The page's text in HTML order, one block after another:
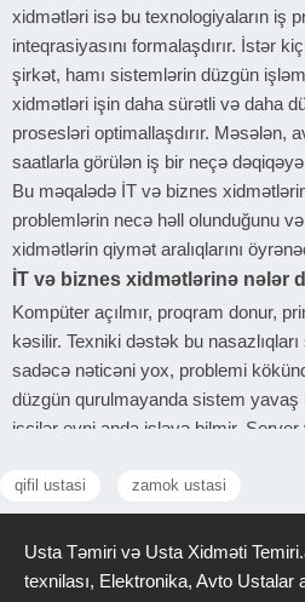
xidmətləri isə bu texnologiyaların iş
inteqrasiyasını formalaşdırır. İstər
şirkət, hamı sistemlərin düzgün
xidmətləri işin daha sürətli və daha
prosesləri optimallaşdırır. Məsələn,
saatlarla görülən iş bir neçə
Bu məqalədə İT və biznes
problemlərin necə həll olunduğunu
xidmətlərin qiymət aralıqlarını
İT və biznes xidmətlərinə nələr
Kompüter açılmır, proqram donur,
kəsilir. Texniki dəstək bu
sadəcə nəticəni yox, problemi
düzgün qurulmayanda sistem yavaş
işçilər eyni anda işləyə bilmir.
prosesi dayanmaz. Proqram düzgün
məlumat itir və iş yarımçıq qalır.
proqramlar elə tənzimlənir ki,
işini görə bilsin. Virus düşməsi,
qifil ustasi zamok ustasi
Usta Təmiri və Usta Xidməti
texnilası, Elektronika, Avto Ustalar